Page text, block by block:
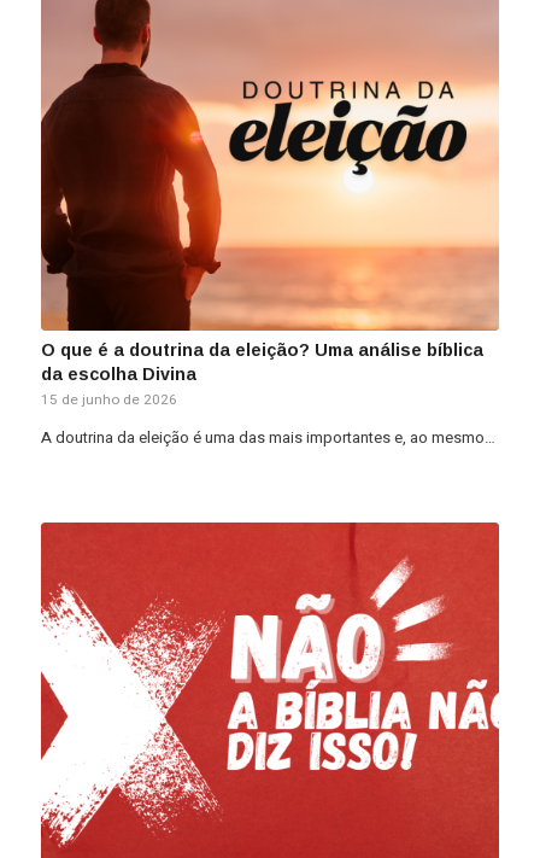
O que é a doutrina da eleição? Uma análise bíblica
da escolha Divina
15 de junho de 2026
A doutrina da eleição é uma das mais importantes e, ao mesmo…